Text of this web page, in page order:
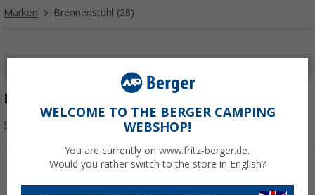
Marken Brennenstuhl (28)
BRENNENSTUHL
Sortieren:
WELCOME TO THE BERGER CAMPING
WEBSHOP!
You are currently on www.fritz-berger.de.
Would you rather switch to the store in English?